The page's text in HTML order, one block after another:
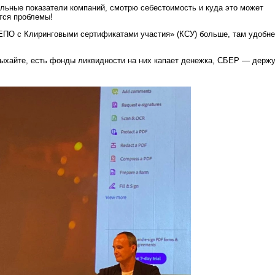
показатели компаний, смотрю себестоимость и куда это может
проблемы!
с Клиринговыми сертификатами участия» (КСУ) больше, там
есть фонды ликвидности на них капает денежка, СБЕР — держу